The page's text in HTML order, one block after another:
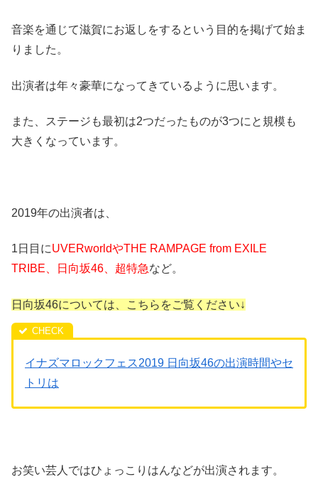
音楽を通じて滋賀にお返しをするという目的を掲げて始ま
りました。
出演者は年々豪華になってきているように思います。
また、ステージも最初は2つだったものが3つにと規模も
大きくなっています。
2019年の出演者は、
1日目にUVERworldやTHE RAMPAGE from EXILE
TRIBE、日向坂46、超特急など。
日向坂46については、こちらをご覧ください↓
イナズマロックフェス2019 日向坂46の出演時間やセ
トリは
お笑い芸人ではひょっこりはんなどが出演されます。